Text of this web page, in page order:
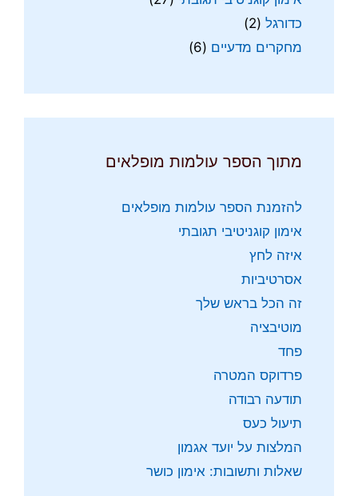
כדורגל (2)
מחקרים מדעיים (6)
מתוך הספר עולמות מופלאים
להזמנת הספר עולמות מופלאים
אימון קוגניטיבי תגובתי
איזה לחץ
אסרטיביות
זה הכל בראש שלך
מוטיבציה
פחד
פרדוקס המטרה
תודעה רבודה
תיעול כעס
המלצות על יועד אגמון
שאלות ותשובות: אימון כושר